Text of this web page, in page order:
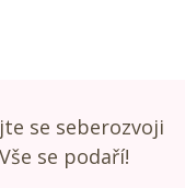
se seberozvoji
se podaří!